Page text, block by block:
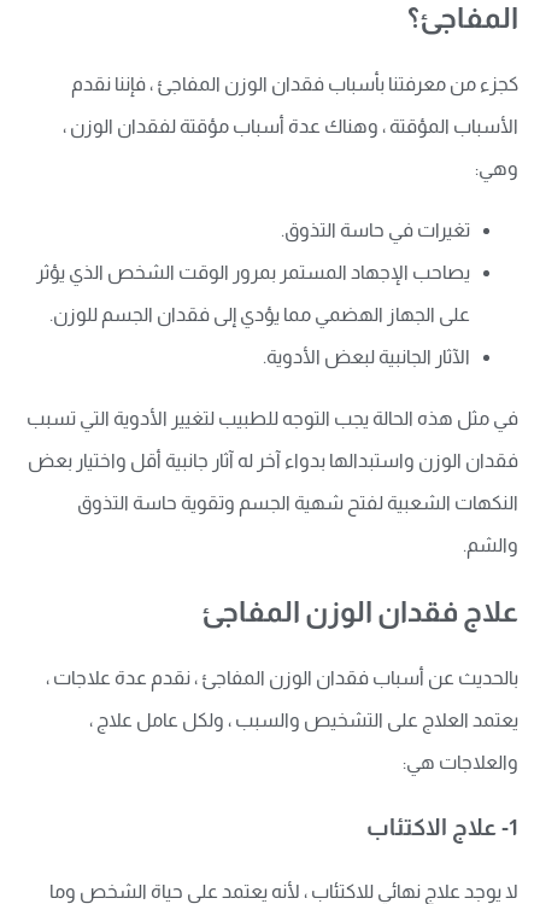
المفاجئ؟
كجزء من معرفتنا بأسباب فقدان الوزن المفاجئ ، فإننا نقدم
الأسباب المؤقتة ، وهناك عدة أسباب مؤقتة لفقدان الوزن ،
وهي:
تغيرات في حاسة التذوق.
يصاحب الإجهاد المستمر بمرور الوقت الشخص الذي يؤثر
على الجهاز الهضمي مما يؤدي إلى فقدان الجسم للوزن.
الآثار الجانبية لبعض الأدوية.
في مثل هذه الحالة يجب التوجه للطبيب لتغيير الأدوية التي تسبب
فقدان الوزن واستبدالها بدواء آخر له آثار جانبية أقل واختيار بعض
النكهات الشعبية لفتح شهية الجسم وتقوية حاسة التذوق
والشم.
علاج فقدان الوزن المفاجئ
بالحديث عن أسباب فقدان الوزن المفاجئ ، نقدم عدة علاجات ،
يعتمد العلاج على التشخيص والسبب ، ولكل عامل علاج ،
والعلاجات هي:
1- علاج الاكتئاب
لا يوجد علاج نهائي للاكتئاب ، لأنه يعتمد على حياة الشخص وما